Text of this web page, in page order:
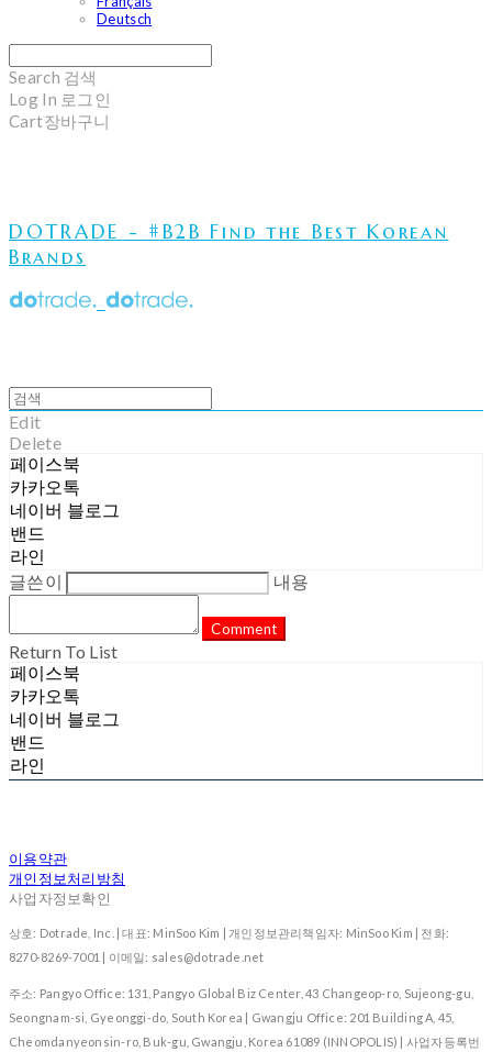
Deutsch
Search 검색
Log In 로그인
Cart장바구니
DOTRADE - #B2B Find the Best Korean
Brands
Edit
Delete
페이스북
카카오톡
네이버 블로그
밴드
라인
글쓴이 내용
Comment
Return To List
페이스북
카카오톡
네이버 블로그
밴드
라인
이용약관
개인정보처리방침
사업자정보확인
상호: Dotrade, Inc. | 대표: MinSoo Kim | 개인정보관리책임자: MinSoo Kim | 전화:
8270-8269-7001 | 이메일: sales@dotrade.net
주소: Pangyo Office: 131, Pangyo Global Biz Center, 43 Changeop-ro, Sujeong-gu,
Seongnam-si, Gyeonggi-do, South Korea | Gwangju Office: 201 Building A, 45,
Cheomdanyeonsin-ro, Buk-gu, Gwangju, Korea 61089 (INNOPOLIS) | 사업자등록번